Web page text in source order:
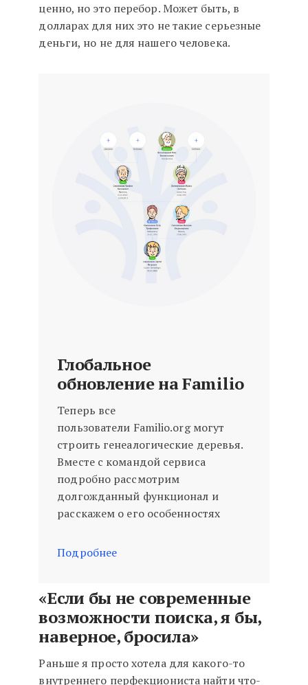
ценно, но это перебор. Может быть, в
долларах для них это не такие серьезные
деньги, но не для нашего человека.
Глобальное
обновление на Familio
Теперь все
пользователи Familio.org могут
строить генеалогические деревья.
Вместе с командой сервиса
подробно рассмотрим
долгожданный функционал и
расскажем о его особенностях
Подробнее
«Если бы не современные
возможности поиска, я бы,
наверное, бросила»
Раньше я просто хотела для какого-то
внутреннего перфекциониста найти что-